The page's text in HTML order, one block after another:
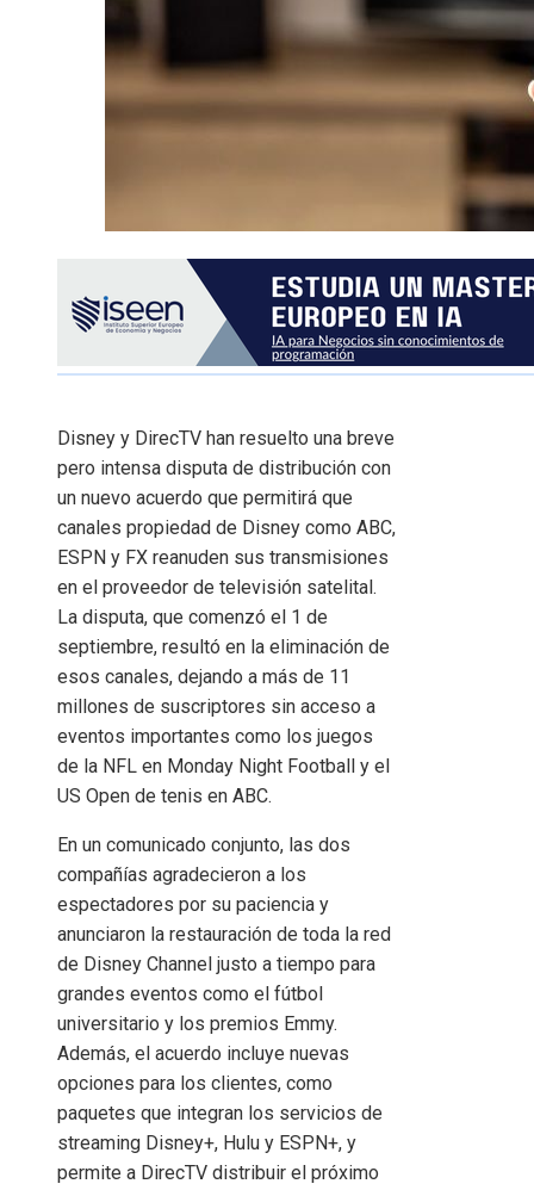
Disney y DirecTV han resuelto una breve
pero intensa disputa de distribución con
un nuevo acuerdo que permitirá que
canales propiedad de Disney como ABC,
ESPN y FX reanuden sus transmisiones
en el proveedor de televisión satelital.
La disputa, que comenzó el 1 de
septiembre, resultó en la eliminación de
esos canales, dejando a más de 11
millones de suscriptores sin acceso a
eventos importantes como los juegos
de la NFL en Monday Night Football y el
US Open de tenis en ABC.
En un comunicado conjunto, las dos
compañías agradecieron a los
espectadores por su paciencia y
anunciaron la restauración de toda la red
de Disney Channel justo a tiempo para
grandes eventos como el fútbol
universitario y los premios Emmy.
Además, el acuerdo incluye nuevas
opciones para los clientes, como
paquetes que integran los servicios de
streaming Disney+, Hulu y ESPN+, y
permite a DirecTV distribuir el próximo